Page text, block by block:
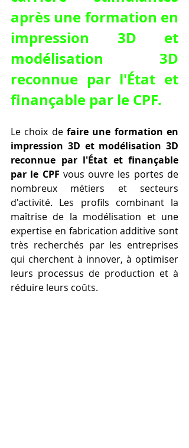
après une formation en
impression 3D et
modélisation 3D
reconnue par l'État et
finançable par le CPF.
Le choix de faire une formation en
impression 3D et modélisation 3D
reconnue par l'État et finançable
par le CPF vous ouvre les portes de
nombreux métiers et secteurs
d'activité. Les profils combinant la
maîtrise de la modélisation et une
expertise en fabrication additive sont
très recherchés par les entreprises
qui cherchent à innover, à optimiser
leurs processus de production et à
réduire leurs coûts.